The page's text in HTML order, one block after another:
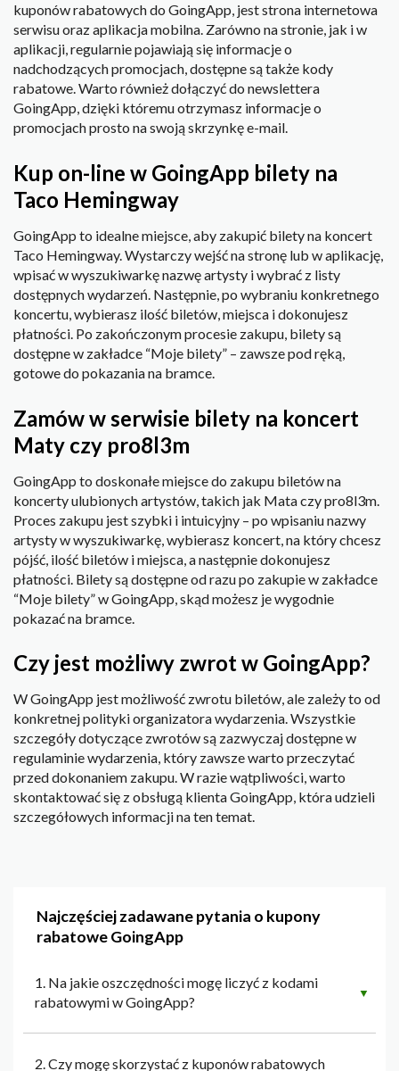
kuponów rabatowych do GoingApp, jest strona internetowa
serwisu oraz aplikacja mobilna. Zarówno na stronie, jak i w
aplikacji, regularnie pojawiają się informacje o
nadchodzących promocjach, dostępne są także kody
rabatowe. Warto również dołączyć do newslettera
GoingApp, dzięki któremu otrzymasz informacje o
promocjach prosto na swoją skrzynkę e-mail.
Kup on-line w GoingApp bilety na
Taco Hemingway
GoingApp to idealne miejsce, aby zakupić bilety na koncert
Taco Hemingway. Wystarczy wejść na stronę lub w aplikację,
wpisać w wyszukiwarkę nazwę artysty i wybrać z listy
dostępnych wydarzeń. Następnie, po wybraniu konkretnego
koncertu, wybierasz ilość biletów, miejsca i dokonujesz
płatności. Po zakończonym procesie zakupu, bilety są
dostępne w zakładce “Moje bilety” – zawsze pod ręką,
gotowe do pokazania na bramce.
Zamów w serwisie bilety na koncert
Maty czy pro8l3m
GoingApp to doskonałe miejsce do zakupu biletów na
koncerty ulubionych artystów, takich jak Mata czy pro8l3m.
Proces zakupu jest szybki i intuicyjny – po wpisaniu nazwy
artysty w wyszukiwarkę, wybierasz koncert, na który chcesz
pójść, ilość biletów i miejsca, a następnie dokonujesz
płatności. Bilety są dostępne od razu po zakupie w zakładce
“Moje bilety” w GoingApp, skąd możesz je wygodnie
pokazać na bramce.
Czy jest możliwy zwrot w GoingApp?
W GoingApp jest możliwość zwrotu biletów, ale zależy to od
konkretnej polityki organizatora wydarzenia. Wszystkie
szczegóły dotyczące zwrotów są zazwyczaj dostępne w
regulaminie wydarzenia, który zawsze warto przeczytać
przed dokonaniem zakupu. W razie wątpliwości, warto
skontaktować się z obsługą klienta GoingApp, która udzieli
szczegółowych informacji na ten temat.
Najczęściej zadawane pytania o kupony
rabatowe GoingApp
1. Na jakie oszczędności mogę liczyć z kodami
rabatowymi w GoingApp?
▼
2. Czy mogę skorzystać z kuponów rabatowych